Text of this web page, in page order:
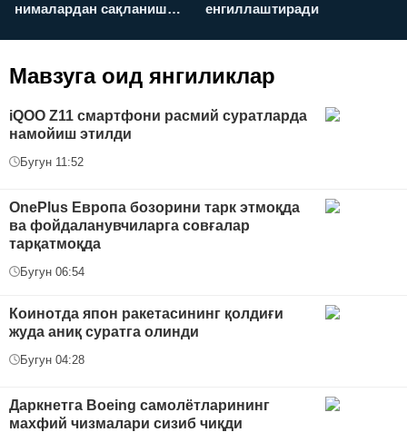
нималардан сақланиш
енгиллаштиради
Мавзуга оид янгиликлар
iQOO Z11 смартфони расмий суратларда
намойиш этилди
Бугун 11:52
OnePlus Европа бозорини тарк этмоқда
ва фойдаланувчиларга совғалар
тарқатмоқда
Бугун 06:54
Коинотда япон ракетасининг қолдиғи
жуда аниқ суратга олинди
Бугун 04:28
Даркнетга Boeing самолётларининг
махфий чизмалари сизиб чиқди